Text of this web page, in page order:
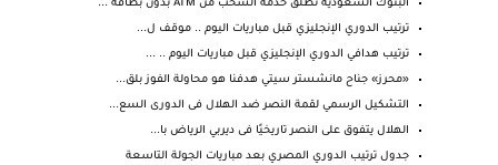
البنوك السعودية تطلق خدمة السحب من ATM بدون بطاقة ...
ترتيب الدوري الإنجليزي قبل مباريات اليوم .. موقف ل...
ترتيب هدافي الدوري الإنجليزي قبل مباريات اليوم .. ...
«محرز» جناح مانشستر سيتي هدفنا هو محاولة الفوز بلق...
التشكيل الرسمي لقمة النصر ضد الهلال فى الدورى السع...
الهلال يتفوق على النصر تاريخيًا فى ديربي الرياض با...
جدول ترتيب الدوري المصري بعد مباريات الجولة التاسعة